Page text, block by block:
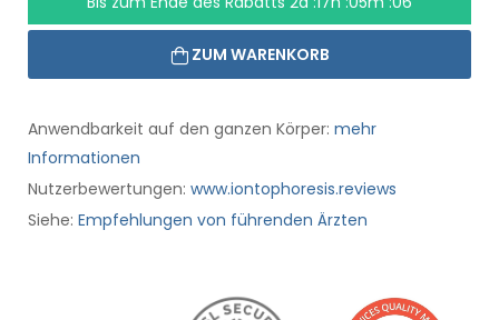
ZUM WARENKORB
Anwendbarkeit auf den ganzen Körper: mehr
Informationen
Nutzerbewertungen: www.iontophoresis.reviews
Siehe: Empfehlungen von führenden Ärzten